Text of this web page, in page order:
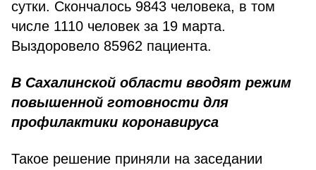
сутки. Скончалось 9843 человека, в том
числе 1110 человек за 19 марта.
Выздоровело 85962 пациента.
В Сахалинской области вводят режим
повышенной готовности для
профилактики коронавируса
Такое решение приняли на заседании